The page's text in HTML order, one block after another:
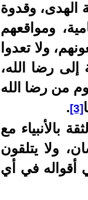
الهدى، وقدوة
ومواقعهم
ولا تعدوا
إلى رضا الله،
من رضا الله
[3]
.
بالأنبياء مع
ولا يتلقون
أقواله في أي